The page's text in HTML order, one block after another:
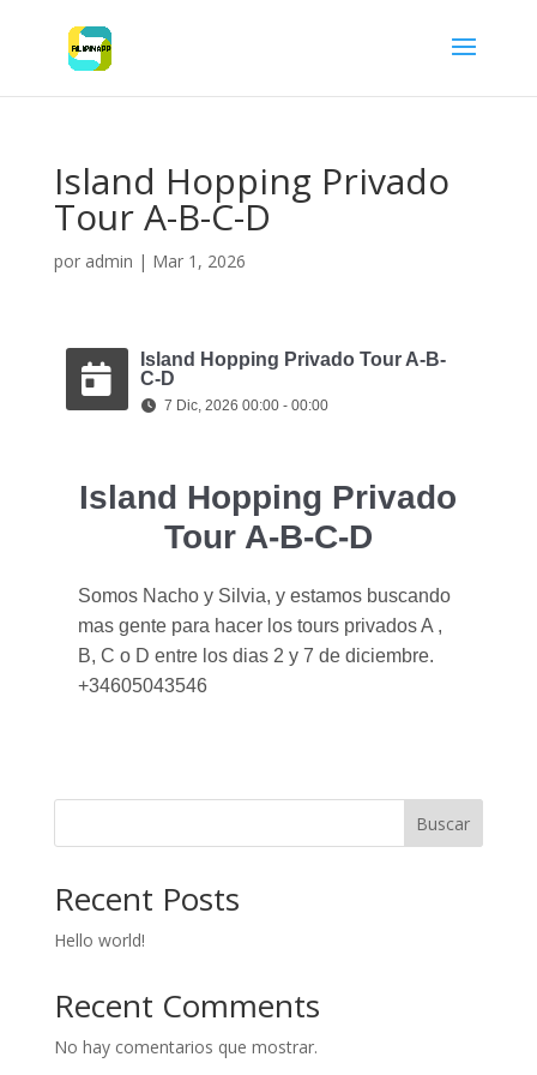
Island Hopping Privado
Tour A-B-C-D
por admin | Mar 1, 2026
Island Hopping Privado Tour A-B-
C-D
7 Dic, 2026 00:00 - 00:00
Island Hopping Privado
Tour A-B-C-D
Somos Nacho y Silvia, y estamos buscando
mas gente para hacer los tours privados A ,
B, C o D entre los dias 2 y 7 de diciembre.
+34605043546
Buscar
Recent Posts
Hello world!
Recent Comments
No hay comentarios que mostrar.